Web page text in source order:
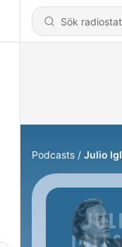
Podcasts Julio